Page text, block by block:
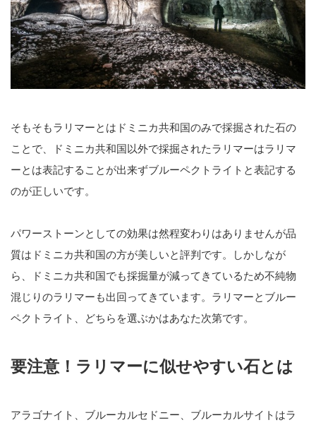
そもそもラリマーとはドミニカ共和国のみで採掘された石の
ことで、ドミニカ共和国以外で採掘されたラリマーはラリマ
ーとは表記することが出来ずブルーペクトライトと表記する
のが正しいです。
パワーストーンとしての効果は然程変わりはありませんが品
質はドミニカ共和国の方が美しいと評判です。しかしなが
ら、ドミニカ共和国でも採掘量が減ってきているため不純物
混じりのラリマーも出回ってきています。ラリマーとブルー
ペクトライト、どちらを選ぶかはあなた次第です。
要注意！ラリマーに似せやすい石とは
アラゴナイト、ブルーカルセドニー、ブルーカルサイトはラ